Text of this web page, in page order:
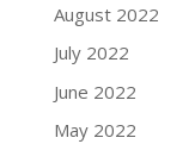
August 2022
July 2022
June 2022
May 2022